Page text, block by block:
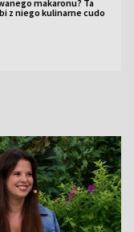
makaronu? Ta
z niego kulinarne cudo